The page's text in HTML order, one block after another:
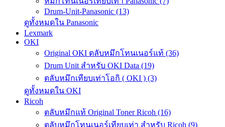
Drum-Unit-Panasonic (13)
ดูทั้งหมดใน Panasonic
Lexmark
OKI
Original OKI ตลับหมึกโทนเนอร์แท้ (36)
Drum Unit สำหรับ OKI Data (19)
ตลับหมึกเทียบเท่าโอกิ ( OKI ) (3)
ดูทั้งหมดใน OKI
Ricoh
ตลับหมึกแท้ Original Toner Ricoh (16)
ตลับหมึกโทนเนอร์เทียบเท่า สำหรับ Ricoh (9)